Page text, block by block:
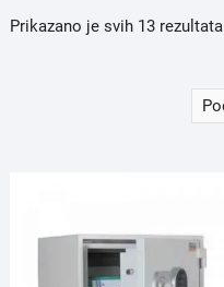
Prikazano je svih 13 rezultata